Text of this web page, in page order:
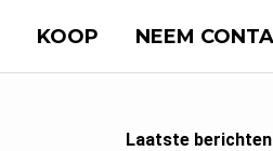
KOOP NEEM
Laatste berichten